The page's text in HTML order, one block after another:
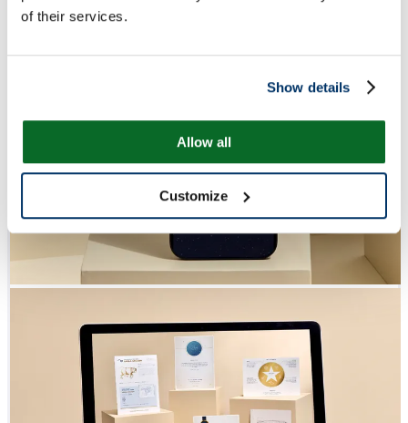
of their services.
Show details
Allow all
Customize